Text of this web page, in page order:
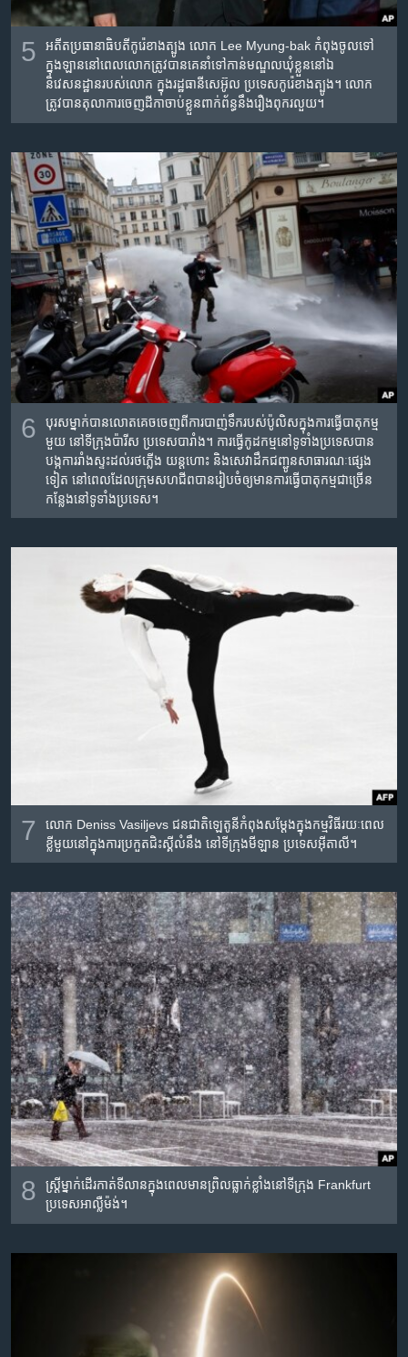
5
អតីត​ប្រធានាធិបតី​កូរ៉េ​ខាង​ត្បូង លោក Lee Myung-bak កំពុង​ចូល​ទៅ​
ក្នុង​ឡាន​នៅ​ពេល​លោក​ត្រូវ​បាន​គេ​នាំ​ទៅ​កាន់​មណ្ឌល​ឃុំ​ខ្លួន​នៅ​ឯ​
និវេសនដ្ឋាន​របស់​លោក ក្នុង​រដ្ឋធានីសេអ៊ូល ប្រទេស​កូរ៉េ​ខាង​ត្បូង។ លោក​
ត្រូវបាន​តុលាការ​ចេញ​ដីកា​ចាប់​ខ្លួន​ពាក់​ព័ន្ធ​នឹង​រឿង​ពុក​រលួយ។
6
បុរស​ម្នាក់​បាន​លោត​គេច​ចេញ​ពី​ការ​បាញ់​ទឹក​របស់​ប៉ូលិស​ក្នុង​ការ​ធ្វើ​បាតុកម្ម​
មួយ នៅ​ទីក្រុង​ប៉ារីស ប្រទេស​បារាំង។ ការ​ធ្វើ​កូដកម្ម​នៅទូ​ទាំង​ប្រទេស​បាន​
បង្ក​ការ​រាំង​ស្ទះ​ដល់​រថភ្លើង ​យន្ត​ហោះ និង​សេវាដឹក​ជញ្ជូន​សាធារណៈ​ផ្សេង​
ទៀត នៅ​ពេល​ដែល​ក្រុម​សហជីព​បាន​រៀប​ចំ​ឲ្យ​មាន​ការ​ធ្វើ​បាតុកម្ម​​ជា​ច្រើន​
កន្លែង​នៅ​ទូទាំង​ប្រទេស។
7
លោក Deniss Vasiljevs ជន​ជាតិឡេតូនី​កំពុង​សម្ដែង​ក្នុង​កម្មវិធី​រយៈ​ពេល​
ខ្លី​មួយ​នៅ​ក្នុង​ការ​ប្រកួត​ជិះ​ស្គី​លំនឹង​ នៅទីក្រុង​មីឡាន ប្រទេស​អ៊ីតាលី។
8
ស្ត្រី​ម្នាក់​ដើរ​កាត់​ទីលាន​ក្នុង​ពេល​មាន​ព្រិល​ធ្លាក់​ខ្លាំង​នៅ​ទីក្រុង​ Frankfurt
ប្រទេស​អាល្លឺម៉ង់។